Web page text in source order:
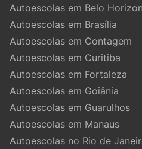
Autoescolas em Belo
Autoescolas em Brasília
Autoescolas em Contagem
Autoescolas em Curitiba
Autoescolas em Fortaleza
Autoescolas em Goiânia
Autoescolas em Guarulhos
Autoescolas em Manaus
Autoescolas no Rio de